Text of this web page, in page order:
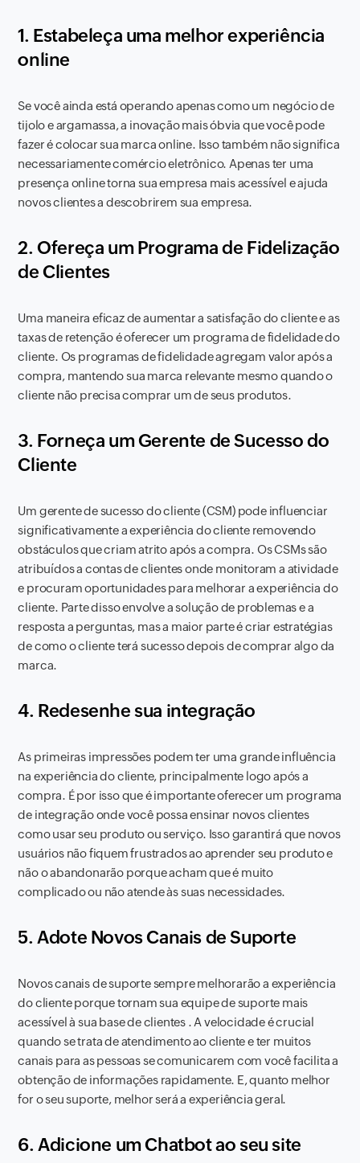
1. Estabeleça uma melhor experiência
online
Se você ainda está operando apenas como um negócio de
tijolo e argamassa, a inovação mais óbvia que você pode
fazer é colocar sua marca online. Isso também não significa
necessariamente comércio eletrônico. Apenas ter uma
presença online torna sua empresa mais acessível e ajuda
novos clientes a descobrirem sua empresa.
2. Ofereça um Programa de Fidelização
de Clientes
Uma maneira eficaz de aumentar a satisfação do cliente e as
taxas de retenção é oferecer um programa de fidelidade do
cliente. Os programas de fidelidade agregam valor após a
compra, mantendo sua marca relevante mesmo quando o
cliente não precisa comprar um de seus produtos.
3. Forneça um Gerente de Sucesso do
Cliente
Um gerente de sucesso do cliente (CSM) pode influenciar
significativamente a experiência do cliente removendo
obstáculos que criam atrito após a compra. Os CSMs são
atribuídos a contas de clientes onde monitoram a atividade
e procuram oportunidades para melhorar a experiência do
cliente. Parte disso envolve a solução de problemas e a
resposta a perguntas, mas a maior parte é criar estratégias
de como o cliente terá sucesso depois de comprar algo da
marca.
4. Redesenhe sua integração
As primeiras impressões podem ter uma grande influência
na experiência do cliente, principalmente logo após a
compra. É por isso que é importante oferecer um programa
de integração onde você possa ensinar novos clientes
como usar seu produto ou serviço. Isso garantirá que novos
usuários não fiquem frustrados ao aprender seu produto e
não o abandonarão porque acham que é muito
complicado ou não atende às suas necessidades.
5. Adote Novos Canais de Suporte
Novos canais de suporte sempre melhorarão a experiência
do cliente porque tornam sua equipe de suporte mais
acessível à sua base de clientes . A velocidade é crucial
quando se trata de atendimento ao cliente e ter muitos
canais para as pessoas se comunicarem com você facilita a
obtenção de informações rapidamente. E, quanto melhor
for o seu suporte, melhor será a experiência geral.
6. Adicione um Chatbot ao seu site